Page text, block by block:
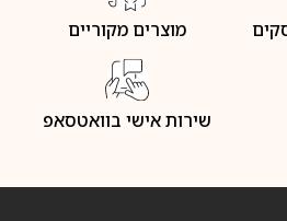
מוצרים מקוריים
שירות אישי בוואטסאפ